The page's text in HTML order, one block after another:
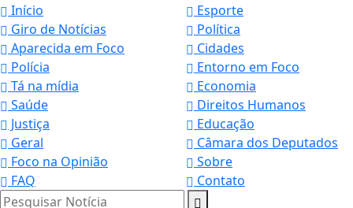
Início
Esporte
Giro de Notícias
Política
Aparecida em Foco
Cidades
Polícia
Entorno em Foco
Tá na mídia
Economia
Saúde
Direitos Humanos
Justiça
Educação
Geral
Câmara dos Deputados
Foco na Opinião
Sobre
FAQ
Contato
Pesquisar Notícia